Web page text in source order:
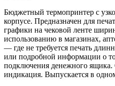
Бюджетный термопринтер с
корпусе. Предназначен для
графики на чековой ленте
использованию в магазинах,
— где не требуется печать
или подробной информации о
подключения денежного ящика.
индикация. Выпускается в